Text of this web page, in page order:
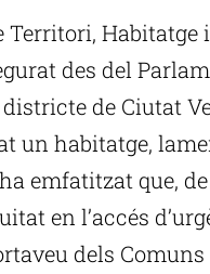
Territori, Habitatge
des del
de Ciutat
un habitatge,
emfatitzat que,
en l’accés
dels